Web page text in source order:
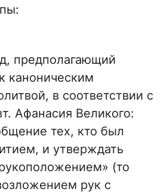
предполагающий
каноническим
в соответствии с
Афанасия Великого:
тех, кто был
и утверждать
(то
рук с